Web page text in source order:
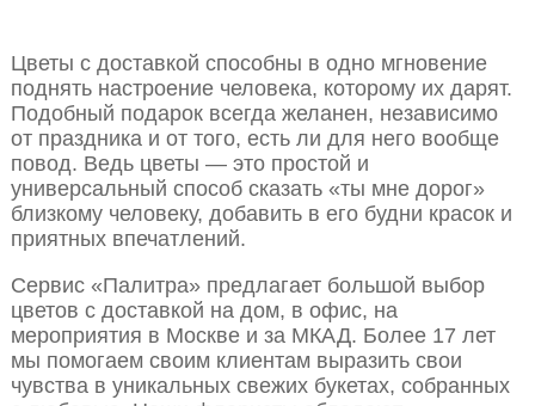
Цветы с доставкой способны в одно мгновение
поднять настроение человека, которому их дарят.
Подобный подарок всегда желанен, независимо
от праздника и от того, есть ли для него вообще
повод. Ведь цветы — это простой и
универсальный способ сказать «ты мне дорог»
близкому человеку, добавить в его будни красок и
приятных впечатлений.
Сервис «Палитра» предлагает большой выбор
цветов с доставкой на дом, в офис, на
мероприятия в Москве и за МКАД. Более 17 лет
мы помогаем своим клиентам выразить свои
чувства в уникальных свежих букетах, собранных